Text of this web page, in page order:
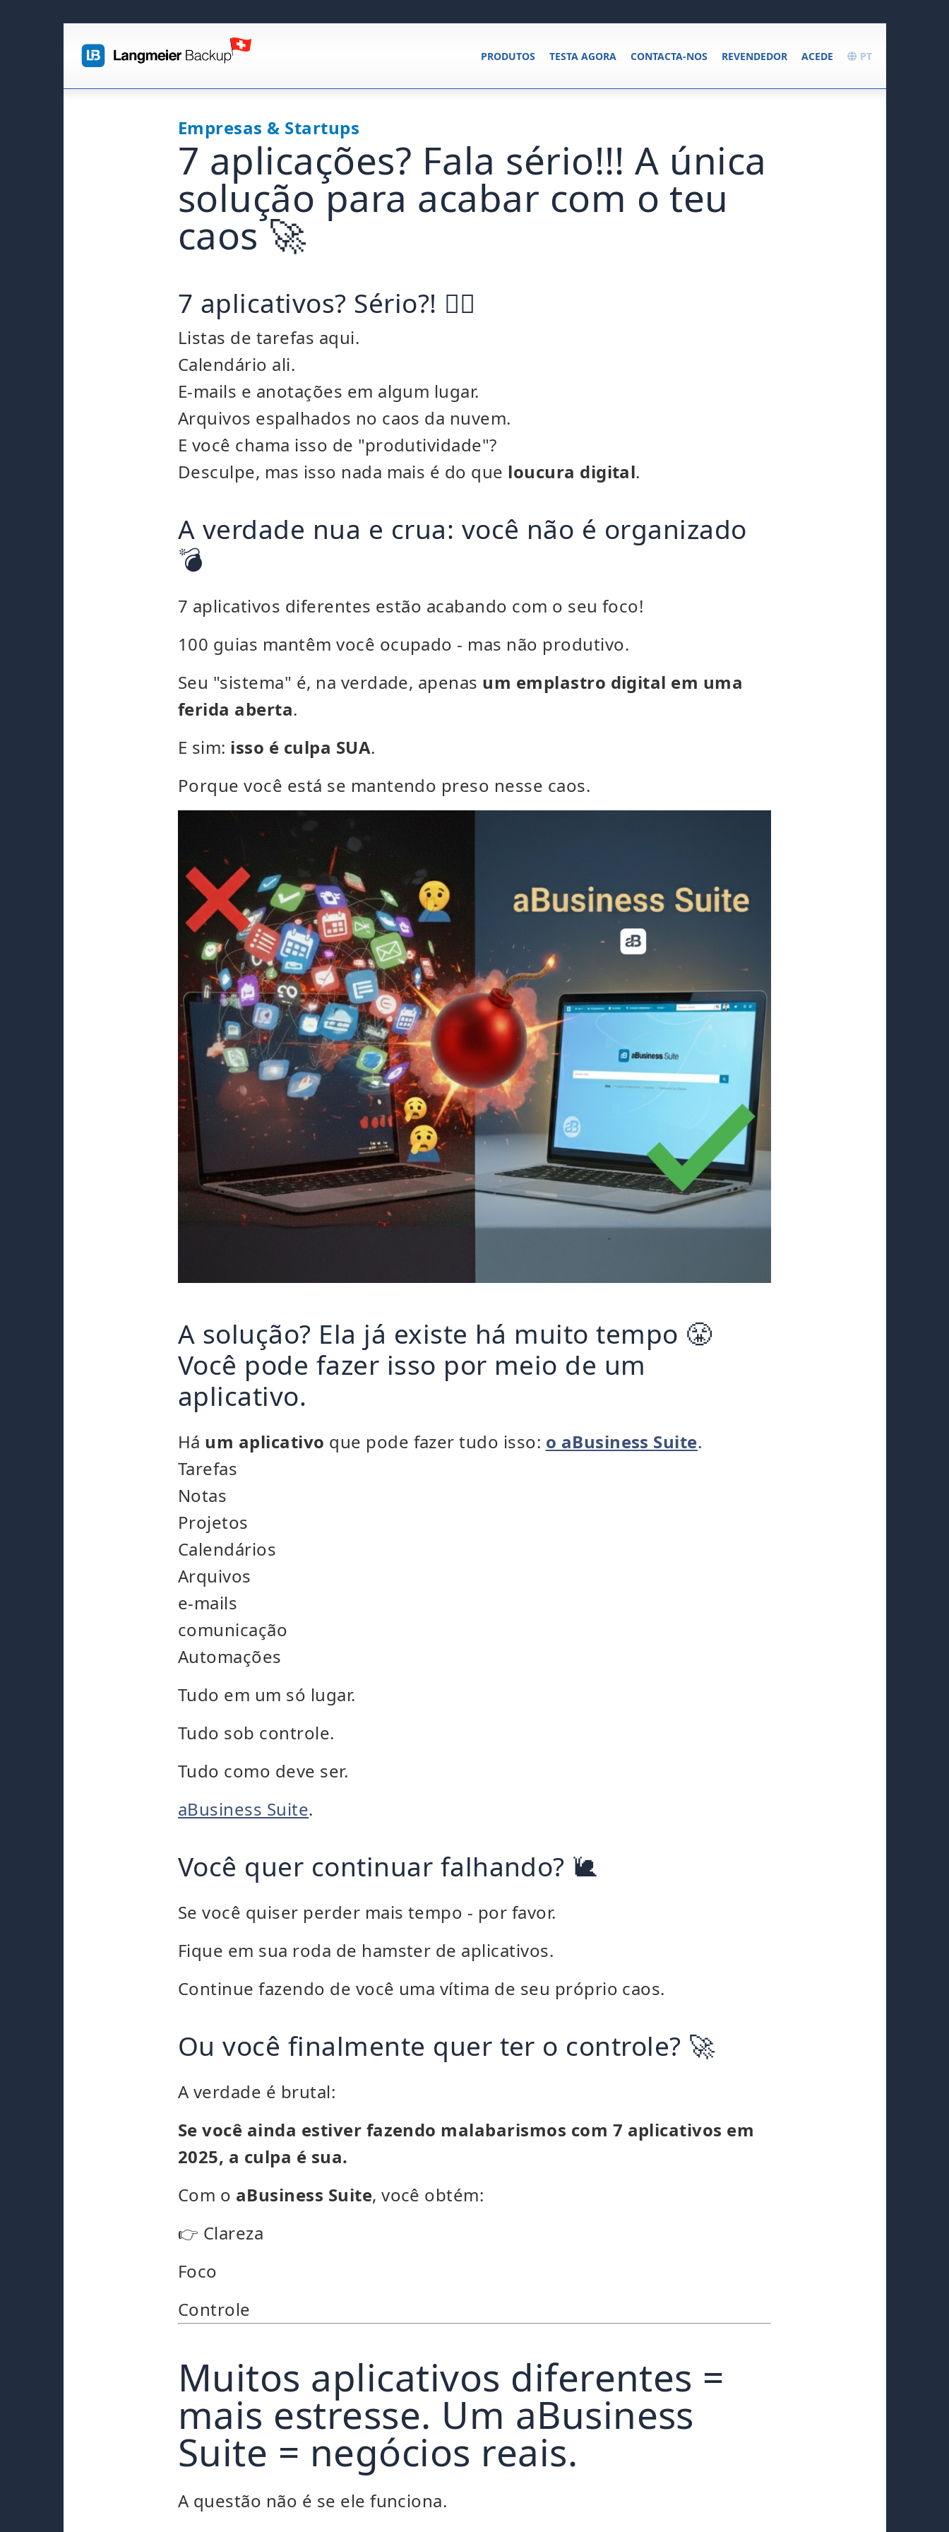
PT
ACEDE
REVENDEDOR
CONTACTA-NOS
TESTA AGORA
PRODUTOS
Empresas & Startups
7 aplicações? Fala sério!!! A única
solução para acabar com o teu
caos 🚀
7 aplicativos? Sério?! 🤦‍♂️
Listas de tarefas aqui.
Calendário ali.
E-mails e anotações em algum lugar.
Arquivos espalhados no caos da nuvem.
E você chama isso de "produtividade"?
Desculpe, mas isso nada mais é do que loucura digital.
A verdade nua e crua: você não é organizado
💣
7 aplicativos diferentes estão acabando com o seu foco!
100 guias mantêm você ocupado - mas não produtivo.
Seu "sistema" é, na verdade, apenas um emplastro digital em uma
ferida aberta.
E sim: isso é culpa SUA.
Porque você está se mantendo preso nesse caos.
A solução? Ela já existe há muito tempo 😤
Você pode fazer isso por meio de um
aplicativo.
Há um aplicativo que pode fazer tudo isso: o aBusiness Suite.
Tarefas
Notas
Projetos
Calendários
Arquivos
e-mails
comunicação
Automações
Tudo em um só lugar.
Tudo sob controle.
Tudo como deve ser.
aBusiness Suite.
Você quer continuar falhando? 🐌
Se você quiser perder mais tempo - por favor.
Fique em sua roda de hamster de aplicativos.
Continue fazendo de você uma vítima de seu próprio caos.
Ou você finalmente quer ter o controle? 🚀
A verdade é brutal:
Se você ainda estiver fazendo malabarismos com 7 aplicativos em
2025, a culpa é sua.
Com o aBusiness Suite, você obtém:
👉 Clareza
Foco
Controle
Muitos aplicativos diferentes =
mais estresse. Um aBusiness
Suite = negócios reais.
A questão não é se ele funciona.